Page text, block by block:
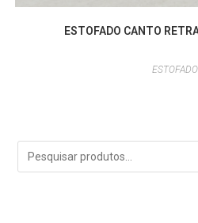
ESTOFADO CANTO